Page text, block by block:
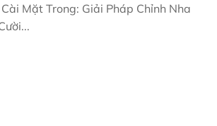
Mặt Trong: Giải Pháp Chỉnh Nha